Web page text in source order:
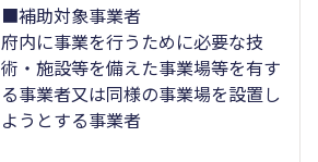
■補助対象事業者
府内に事業を行うために必要な技
術・施設等を備えた事業場等を有す
る事業者又は同様の事業場を設置し
ようとする事業者